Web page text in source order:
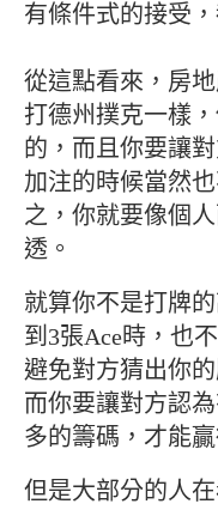
有條件式的接受
從這點看來，房
打德州撲克一樣
的，而且你要讓
加注的時候當然
之，你就要像個
透。
就算你不是打牌
到3張Ace時，也
避免對方猜出你
而你要讓對方認
多的籌碼，才能贏
但是大部分的人